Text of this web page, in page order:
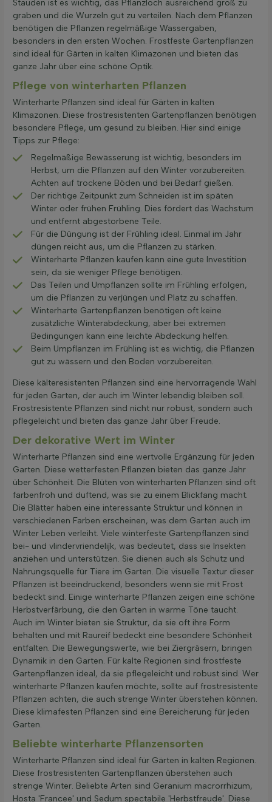
Stauden ist es wichtig, das Pflanzloch ausreichend groß zu
graben und die Wurzeln gut zu verteilen. Nach dem Pflanzen
benötigen die Pflanzen regelmäßige Wassergaben,
besonders in den ersten Wochen. Frostfeste Gartenpflanzen
sind ideal für Gärten in kalten Klimazonen und bieten das
ganze Jahr über eine schöne Optik.
Pflege von winterharten Pflanzen
Winterharte Pflanzen sind ideal für Gärten in kalten
Klimazonen. Diese frostresistenten Gartenpflanzen benötigen
besondere Pflege, um gesund zu bleiben. Hier sind einige
Tipps zur Pflege:
Regelmäßige Bewässerung ist wichtig, besonders im
Herbst, um die Pflanzen auf den Winter vorzubereiten.
Achten auf trockene Böden und bei Bedarf gießen.
Der richtige Zeitpunkt zum Schneiden ist im späten
Winter oder frühen Frühling. Dies fördert das Wachstum
und entfernt abgestorbene Teile.
Für die Düngung ist der Frühling ideal. Einmal im Jahr
düngen reicht aus, um die Pflanzen zu stärken.
Winterharte Pflanzen kaufen kann eine gute Investition
sein, da sie weniger Pflege benötigen.
Das Teilen und Umpflanzen sollte im Frühling erfolgen,
um die Pflanzen zu verjüngen und Platz zu schaffen.
Winterharte Gartenpflanzen benötigen oft keine
zusätzliche Winterabdeckung, aber bei extremen
Bedingungen kann eine leichte Abdeckung helfen.
Beim Umpflanzen im Frühling ist es wichtig, die Pflanzen
gut zu wässern und den Boden vorzubereiten.
Diese kälteresistenten Pflanzen sind eine hervorragende Wahl
für jeden Garten, der auch im Winter lebendig bleiben soll.
Frostresistente Pflanzen sind nicht nur robust, sondern auch
pflegeleicht und bieten das ganze Jahr über Freude.
Der dekorative Wert im Winter
Winterharte Pflanzen sind eine wertvolle Ergänzung für jeden
Garten. Diese wetterfesten Pflanzen bieten das ganze Jahr
über Schönheit. Die Blüten von winterharten Pflanzen sind oft
farbenfroh und duftend, was sie zu einem Blickfang macht.
Die Blätter haben eine interessante Struktur und können in
verschiedenen Farben erscheinen, was dem Garten auch im
Winter Leben verleiht. Viele winterfeste Gartenpflanzen sind
bei- und vlindervriendelijk, was bedeutet, dass sie Insekten
anziehen und unterstützen. Sie dienen auch als Schutz und
Nahrungsquelle für Tiere im Garten. Die visuelle Textur dieser
Pflanzen ist beeindruckend, besonders wenn sie mit Frost
bedeckt sind. Einige winterharte Pflanzen zeigen eine schöne
Herbstverfärbung, die den Garten in warme Töne taucht.
Auch im Winter bieten sie Struktur, da sie oft ihre Form
behalten und mit Raureif bedeckt eine besondere Schönheit
entfalten. Die Bewegungswerte, wie bei Ziergräsern, bringen
Dynamik in den Garten. Für kalte Regionen sind frostfeste
Gartenpflanzen ideal, da sie pflegeleicht und robust sind. Wer
winterharte Pflanzen kaufen möchte, sollte auf frostresistente
Pflanzen achten, die auch strenge Winter überstehen können.
Diese klimafesten Pflanzen sind eine Bereicherung für jeden
Garten.
Beliebte winterharte Pflanzensorten
Winterharte Pflanzen sind ideal für Gärten in kalten Regionen.
Diese frostresistenten Gartenpflanzen überstehen auch
strenge Winter. Beliebte Arten sind Geranium macrorrhizum,
Hosta 'Francee' und Sedum spectabile 'Herbstfreude'. Diese